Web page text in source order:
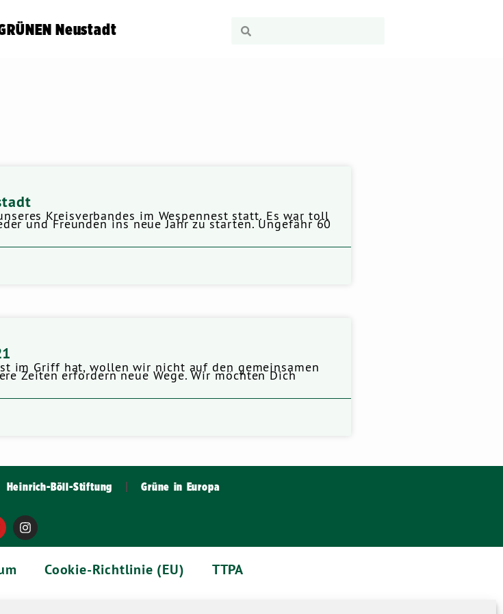
Neustadt
Kreisverbandes im Wespennest statt. Es war toll
und Freunden ins neue Jahr zu starten. Ungefähr 60
im Griff hat, wollen wir nicht auf den gemeinsamen
Zeiten erfordern neue Wege. Wir möchten Dich
Heinrich-Böll-Stiftung Grüne in Europa
Cookie-Richtlinie (EU) TTPA